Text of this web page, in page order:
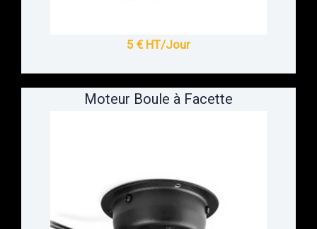
5 € HT/Jour
Moteur Boule à Facette